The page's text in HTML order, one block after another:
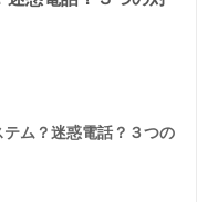
ム？迷惑電話？３つの